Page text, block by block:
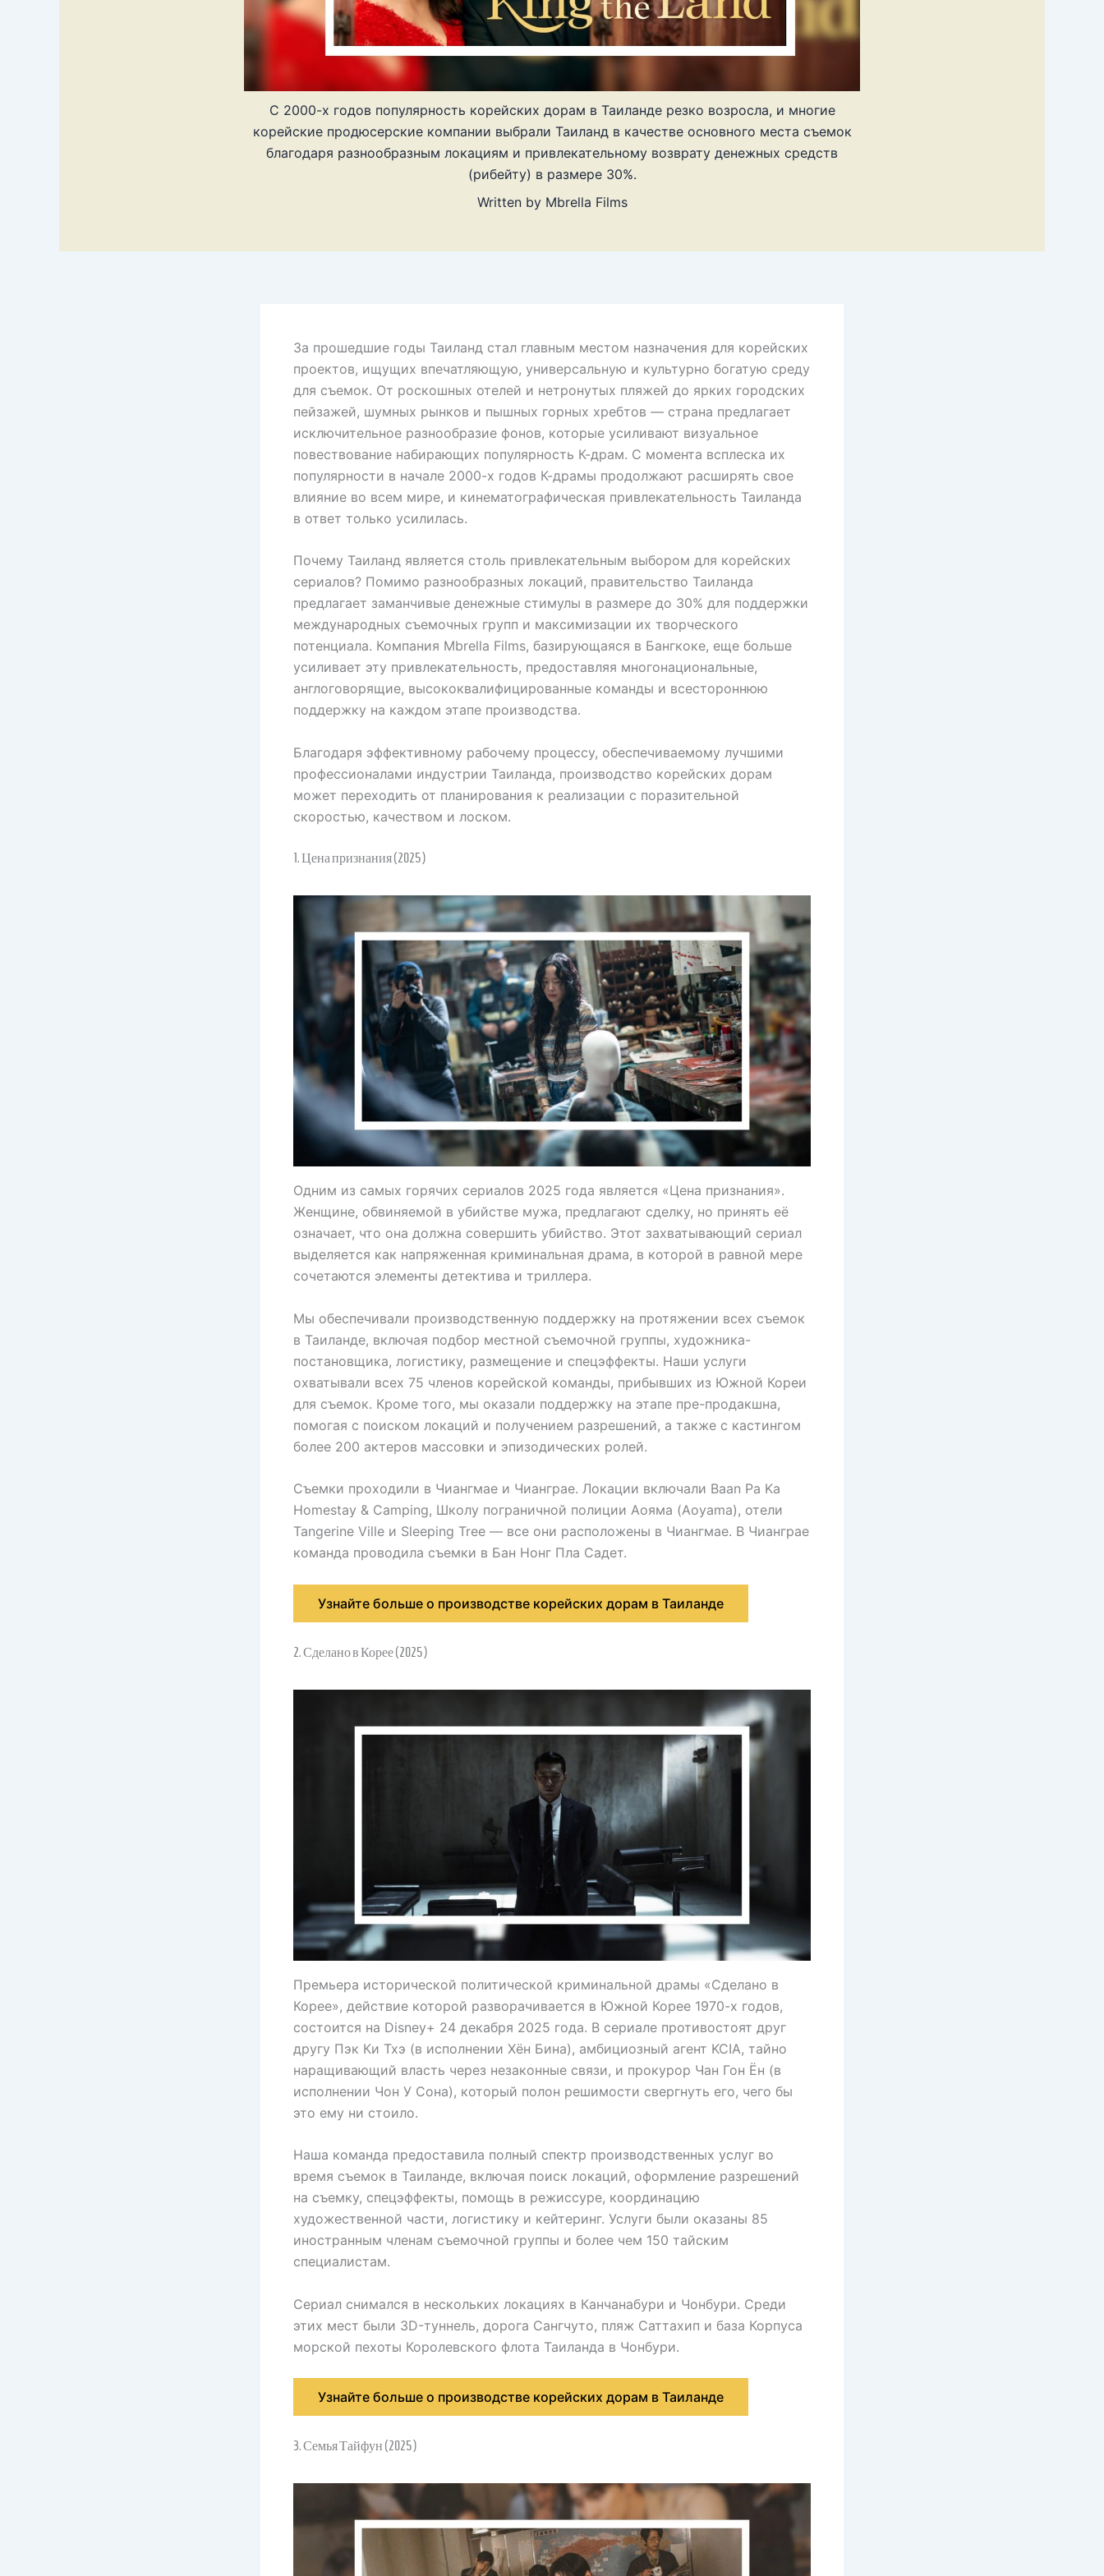
С 2000-х годов популярность корейских дорам в Таиланде резко возросла, и многие
корейские продюсерские компании выбрали Таиланд в качестве основного места съемок
благодаря разнообразным локациям и привлекательному возврату денежных средств
(рибейту) в размере 30%.
Written by Mbrella Films
За прошедшие годы Таиланд стал главным местом назначения для корейских
проектов, ищущих впечатляющую, универсальную и культурно богатую среду
для съемок. От роскошных отелей и нетронутых пляжей до ярких городских
пейзажей, шумных рынков и пышных горных хребтов — страна предлагает
исключительное разнообразие фонов, которые усиливают визуальное
повествование набирающих популярность К-драм. С момента всплеска их
популярности в начале 2000-х годов К-драмы продолжают расширять свое
влияние во всем мире, и кинематографическая привлекательность Таиланда
в ответ только усилилась.
Почему Таиланд является столь привлекательным выбором для корейских
сериалов? Помимо разнообразных локаций, правительство Таиланда
предлагает заманчивые денежные стимулы в размере до 30% для поддержки
международных съемочных групп и максимизации их творческого
потенциала. Компания Mbrella Films, базирующаяся в Бангкоке, еще больше
усиливает эту привлекательность, предоставляя многонациональные,
англоговорящие, высококвалифицированные команды и всестороннюю
поддержку на каждом этапе производства.
Благодаря эффективному рабочему процессу, обеспечиваемому лучшими
профессионалами индустрии Таиланда, производство корейских дорам
может переходить от планирования к реализации с поразительной
скоростью, качеством и лоском.
1. Цена признания (2025)
Одним из самых горячих сериалов 2025 года является «Цена признания».
Женщине, обвиняемой в убийстве мужа, предлагают сделку, но принять её
означает, что она должна совершить убийство. Этот захватывающий сериал
выделяется как напряженная криминальная драма, в которой в равной мере
сочетаются элементы детектива и триллера.
Мы обеспечивали производственную поддержку на протяжении всех съемок
в Таиланде, включая подбор местной съемочной группы, художника-
постановщика, логистику, размещение и спецэффекты. Наши услуги
охватывали всех 75 членов корейской команды, прибывших из Южной Кореи
для съемок. Кроме того, мы оказали поддержку на этапе пре-продакшна,
помогая с поиском локаций и получением разрешений, а также с кастингом
более 200 актеров массовки и эпизодических ролей.
Съемки проходили в Чиангмае и Чианграе. Локации включали Baan Pa Ka
Homestay & Camping, Школу пограничной полиции Аояма (Aoyama), отели
Tangerine Ville и Sleeping Tree — все они расположены в Чиангмае. В Чианграе
команда проводила съемки в Бан Нонг Пла Садет.
Узнайте больше о производстве корейских дорам в Таиланде
2. Сделано в Корее (2025)
Премьера исторической политической криминальной драмы «Сделано в
Корее», действие которой разворачивается в Южной Корее 1970-х годов,
состоится на Disney+ 24 декабря 2025 года. В сериале противостоят друг
другу Пэк Ки Тхэ (в исполнении Хён Бина), амбициозный агент KCIA, тайно
наращивающий власть через незаконные связи, и прокурор Чан Гон Ён (в
исполнении Чон У Сона), который полон решимости свергнуть его, чего бы
это ему ни стоило.
Наша команда предоставила полный спектр производственных услуг во
время съемок в Таиланде, включая поиск локаций, оформление разрешений
на съемку, спецэффекты, помощь в режиссуре, координацию
художественной части, логистику и кейтеринг. Услуги были оказаны 85
иностранным членам съемочной группы и более чем 150 тайским
специалистам.
Сериал снимался в нескольких локациях в Канчанабури и Чонбури. Среди
этих мест были 3D-туннель, дорога Сангчуто, пляж Саттахип и база Корпуса
морской пехоты Королевского флота Таиланда в Чонбури.
Узнайте больше о производстве корейских дорам в Таиланде
3. Семья Тайфун (2025)